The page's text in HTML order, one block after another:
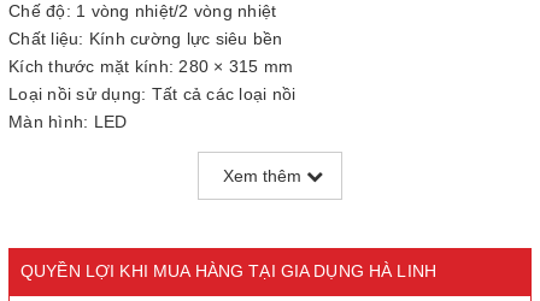
Chế độ: 1 vòng nhiệt/2 vòng nhiệt
Chất liệu: Kính cường lực siêu bền
Kích thước mặt kính: 280 × 315 mm
Loại nồi sử dụng: Tất cả các loại nồi
Màn hình: LED
Bảng điều khiển: Cảm ứng kết hợp núm vặn
Chức năng khóa trẻ em: Có
Trọng lượng: 2.3 kg
Xem thêm
QUYỀN LỢI KHI MUA HÀNG TẠI GIA DỤNG HÀ LINH